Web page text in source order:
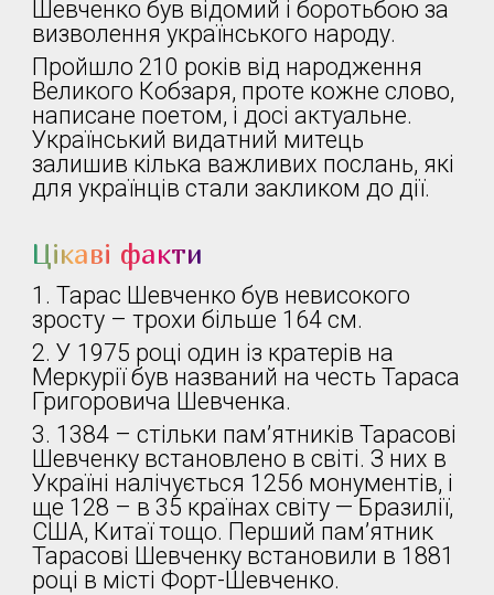
Шевченко був відомий і боротьбою за
визволення українського народу.
Пройшло 210 років від народження
Великого Кобзаря, проте кожне слово,
написане поетом, і досі актуальне.
Український видатний митець
залишив кілька важливих послань, які
для українців стали закликом до дії.
Цікаві факти
1. Тарас Шевченко був невисокого
зросту – трохи більше 164 см.
2. У 1975 році один із кратерів на
Меркурії був названий на честь Тараса
Григоровича Шевченка.
3. 1384 – стільки пам’ятників Тарасові
Шевченку встановлено в світі. З них в
Україні налічується 1256 монументів, і
ще 128 – в 35 країнах світу — Бразилії,
США, Китаї тощо. Перший пам’ятник
Тарасові Шевченку встановили в 1881
році в місті Форт-Шевченко.